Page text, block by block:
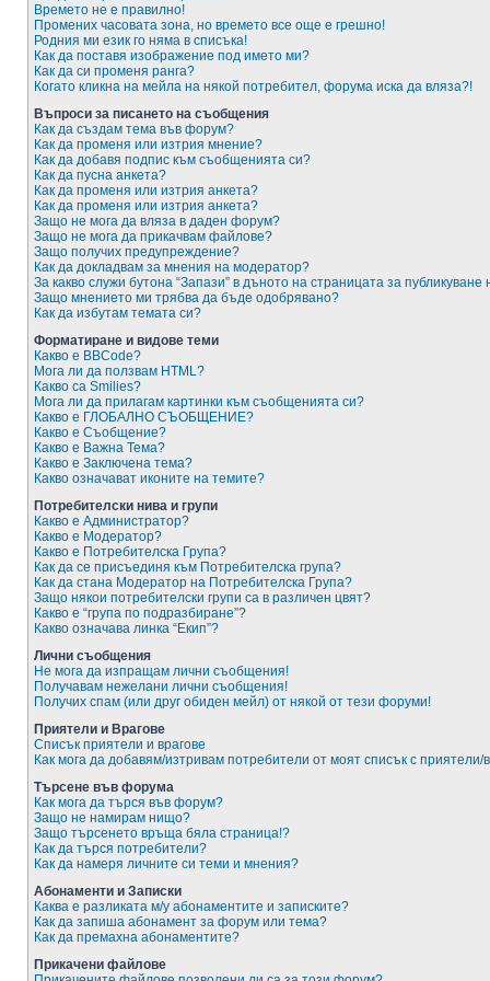
Времето не е правилно!
Промених часовата зона, но времето все още е грешно!
Родния ми език го няма в списъка!
Как да поставя изображение под името ми?
Как да си променя ранга?
Когато кликна на мейла на някой потребител, форума иска да вляза?!
Въпроси за писането на съобщения
Как да създам тема във форум?
Как да променя или изтрия мнение?
Как да добавя подпис към съобщенията си?
Как да пусна анкета?
Как да променя или изтрия анкета?
Как да променя или изтрия анкета?
Защо не мога да вляза в даден форум?
Защо не мога да прикачвам файлове?
Защо получих предупреждение?
Как да докладвам за мнения на модератор?
За какво служи бутона “Запази” в дъното на страницата за
Защо мнението ми трябва да бъде одобрявано?
Как да избутам темата си?
Форматиране и видове теми
Какво е BBCode?
Мога ли да ползвам HTML?
Какво са Smilies?
Мога ли да прилагам картинки към съобщенията си?
Какво е ГЛОБАЛНО СЪОБЩЕНИЕ?
Какво е Съобщение?
Какво е Важна Тема?
Какво е Заключена тема?
Какво означават иконите на темите?
Потребителски нива и групи
Какво е Администратор?
Какво е Модератор?
Какво е Потребителска Група?
Как да се присъединя към Потребителска група?
Как да стана Модератор на Потребителска Група?
Защо някои потребителски групи са в различен цвят?
Какво е “група по подразбиране”?
Какво означава линка “Екип”?
Лични съобщения
Не мога да изпращам лични съобщения!
Получавам нежелани лични съобщения!
Получих спам (или друг обиден мейл) от някой от тези форуми!
Приятели и Врагове
Списък приятели и врагове
Как мога да добавям/изтривам потребители от моят списък с приятели/
Търсене във форума
Как мога да търся във форум?
Защо не намирам нищо?
Защо търсенето връща бяла страница!?
Как да търся потребители?
Как да намеря личните си теми и мнения?
Абонаменти и Записки
Каква е разликата м/у абонаментите и записките?
Как да запиша абонамент за форум или тема?
Как да премахна абонаментите?
Прикачени файлове